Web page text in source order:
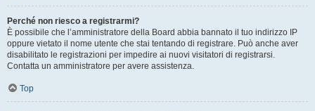
Perché non riesco a registrarmi?
È possibile che l’amministratore della Board abbia bannato il tuo indirizzo IP
oppure vietato il nome utente che stai tentando di registrare. Può anche aver
disabilitato le registrazioni per impedire ai nuovi visitatori di registrarsi.
Contatta un amministratore per avere assistenza.
Top